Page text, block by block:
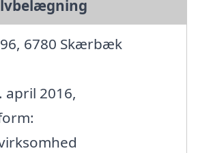
6780 Skærbæk
april 2016,